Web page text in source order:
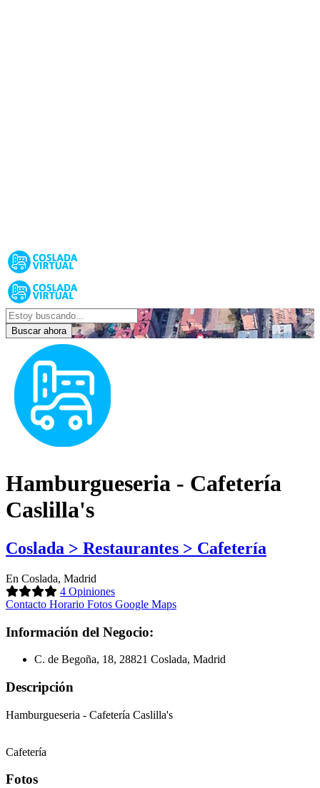
Buscar ahora
Hamburgueseria - Cafetería
Caslilla's
Coslada > Restaurantes > Cafetería
En Coslada, Madrid
4 Opiniones
Contacto Horario Fotos Google Maps
Información del Negocio:
C. de Begoña, 18, 28821 Coslada, Madrid
Descripción
Hamburgueseria - Cafetería Caslilla's
Cafetería
Fotos